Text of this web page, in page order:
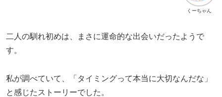
くーちゃん
二人の馴れ初めは、まさに運命的な出会いだったようで
す。
私が調べていて、「タイミングって本当に大切なんだな」
と感じたストーリーでした。